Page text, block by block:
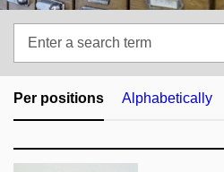
search
term
Per positions Alphabetically